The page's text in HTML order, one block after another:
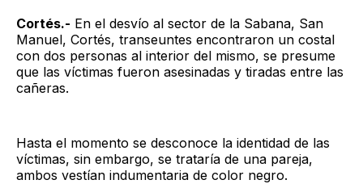
Cortés.- En el desvío al sector de la Sabana, San
Manuel, Cortés, transeuntes encontraron un costal
con dos personas al interior del mismo, se presume
que las víctimas fueron asesinadas y tiradas entre las
cañeras.
Hasta el momento se desconoce la identidad de las
víctimas, sin embargo, se trataría de una pareja,
ambos vestían indumentaria de color negro.